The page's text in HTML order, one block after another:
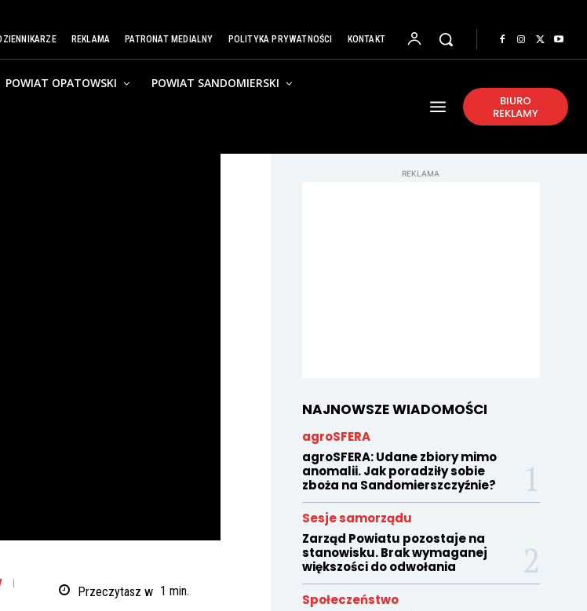
REKLAMA PATRONAT MEDIALNY POLITYKA PRYWATNOŚCI KONTAKT
POWIAT OPATOWSKI POWIAT SANDOMIERSKI
BIURO
REKLAMY
Przeczytasz w 1 min.
REKLAMA
NAJNOWSZE WIADOMOŚCI
agroSFERA
agroSFERA: Udane zbiory mimo
anomalii. Jak poradziły sobie
zboża na Sandomierszczyźnie?
Sesje samorządu
Zarząd Powiatu pozostaje na
stanowisku. Brak wymaganej
większości do odwołania
Społeczeństwo